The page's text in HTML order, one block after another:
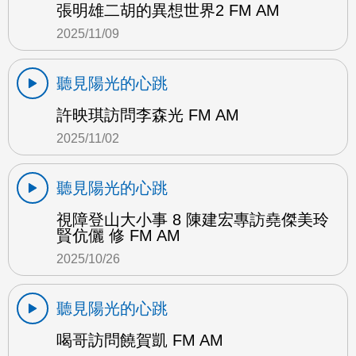
張明雄二胡的異想世界2 FM AM
2025/11/09
聽見陽光的心跳
許映琪訪問李森光 FM AM
2025/11/02
聽見陽光的心跳
視障登山大小事 8 陳建宏專訪堯傑美玲
賢伉儷 修 FM AM
2025/10/26
聽見陽光的心跳
喝哥訪問饒賀凱 FM AM